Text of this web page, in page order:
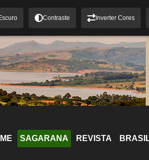
Contraste Inverter Cores
SAGARANA REVISTA